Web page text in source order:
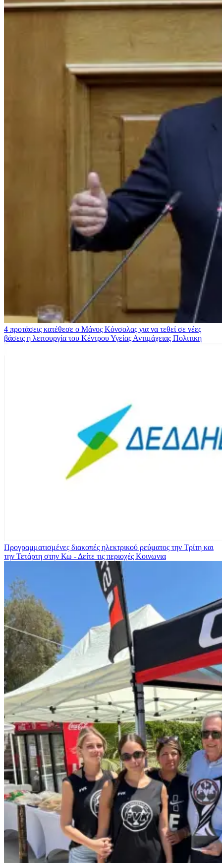
4 προτάσεις κατέθεσε ο Μάνος Κόνσολας για να τεθεί σε νέες
βάσεις η λειτουργία του Κέντρου Υγείας Αντιμάχειας Πολιτικη
Προγραμματισμένες διακοπές ηλεκτρικού ρεύματος την Τρίτη και
την Τετάρτη στην Κω - Δείτε τις περιοχές Κοινωνια